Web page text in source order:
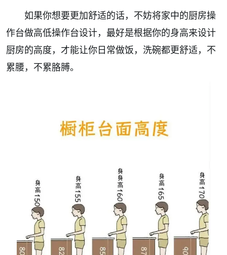
如果你想要更加舒适的话，不妨将家中的厨房操
作台做高低操作台设计，最好是根据你的身高来设计
厨房的高度，才能让你日常做饭，洗碗都更舒适，不
累腰，不累胳膊。